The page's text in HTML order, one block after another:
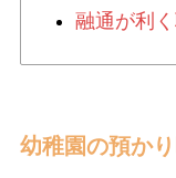
融通が利
幼稚園の預か